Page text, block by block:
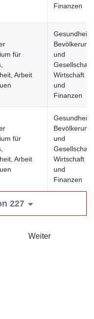
Finanzen
für
Arbeit
Gesundheit,
Bevölkerung
und
Gesellschaft,
Wirtschaft
und
Finanzen
für
Arbeit
Gesundheit,
Bevölkerung
und
Gesellschaft,
Wirtschaft
und
Finanzen
227
Weiter